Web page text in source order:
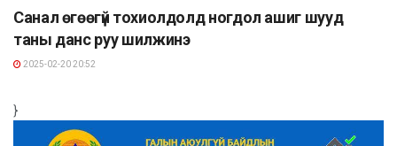
Санал өгөөгүй тохиолдолд ногдол ашиг шууд
таны данс руу шилжинэ
2025-02-20 20:52
}